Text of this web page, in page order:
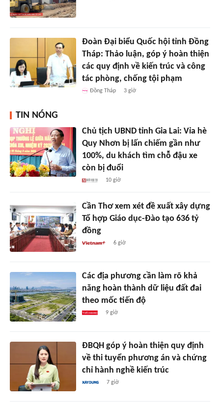
Đoàn Đại biểu Quốc hội tỉnh Đồng
Tháp: Thảo luận, góp ý hoàn thiện
các quy định về kiến trúc và công
tác phòng, chống tội phạm
Đồng Tháp 3 giờ
TIN NÓNG
Chủ tịch UBND tỉnh Gia Lai: Vỉa hè
Quy Nhơn bị lấn chiếm gần như
100%, du khách tìm chỗ đậu xe
còn bị đuổi
10 giờ
Cần Thơ xem xét đề xuất xây dựng
Tổ hợp Giáo dục-Đào tạo 636 tỷ
đồng
6 giờ
Các địa phương cần làm rõ khả
năng hoàn thành dữ liệu đất đai
theo mốc tiến độ
9 giờ
ĐBQH góp ý hoàn thiện quy định
về thi tuyển phương án và chứng
chỉ hành nghề kiến trúc
7 giờ